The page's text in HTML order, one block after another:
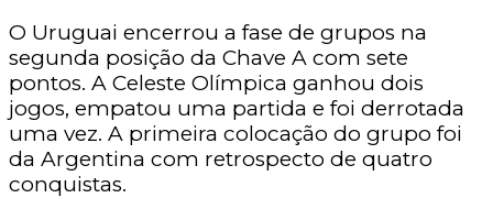
O Uruguai encerrou a fase de grupos na
segunda posição da Chave A com sete
pontos. A Celeste Olímpica ganhou dois
jogos, empatou uma partida e foi derrotada
uma vez. A primeira colocação do grupo foi
da Argentina com retrospecto de quatro
conquistas.